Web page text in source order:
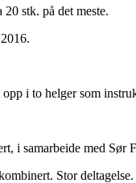
stk. på det meste.
i to helger som
i samarbeide med Sør
Stor